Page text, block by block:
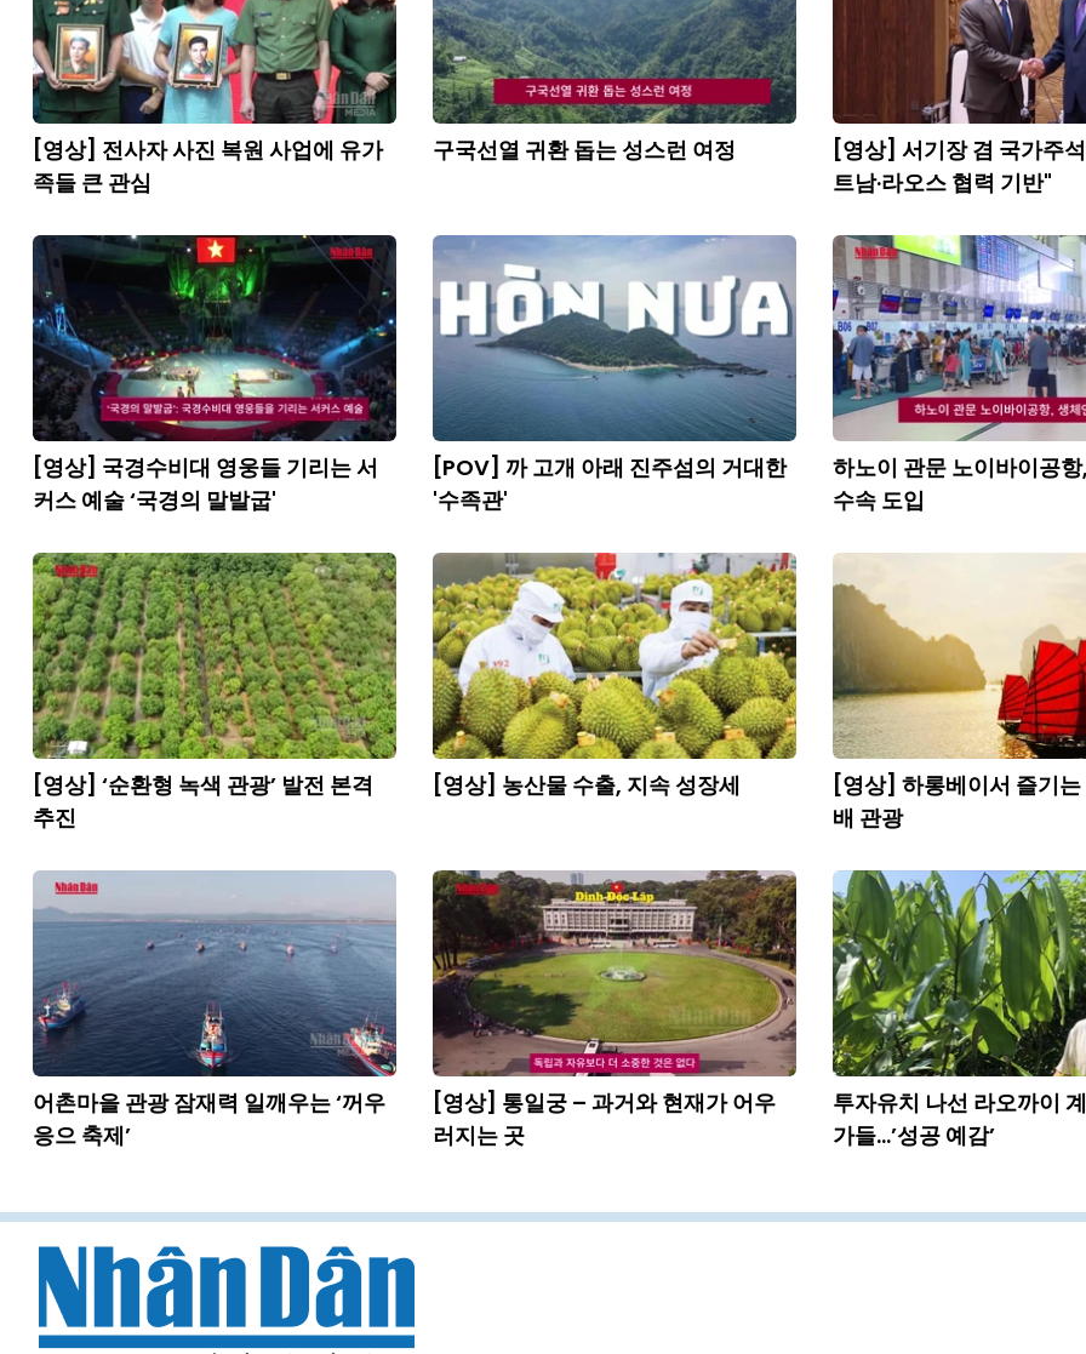
[영상] 전사자 사진 복원 사업에 유가
족들 큰 관심
구국선열 귀환 돕는 성스런 여정
[영상] 서기장 겸 국가주
트남·라오스 협력 기반"
[영상] 국경수비대 영웅들 기리는 서
커스 예술 ‘국경의 말발굽'
[POV] 까 고개 아래 진주섬의 거대한
'수족관'
하노이 관문 노이바이공
수속 도입
[영상] ‘순환형 녹색 관광’ 발전 본격
추진
[영상] 농산물 수출, 지속 성장세
[영상] 하롱베이서 즐기
배 관광
어촌마을 관광 잠재력 일깨우는 ‘꺼우
응으 축제’
[영상] 통일궁 – 과거와 현재가 어우
러지는 곳
투자유치 나선 라오까이
가들…’성공 예감’